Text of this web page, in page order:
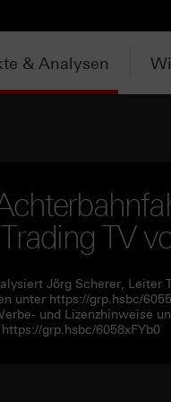
& Analysen
TV
Jörg Scherer, Leiter
unter https://grp.hsbc/
und Lizenzhinweise
grp.hsbc/6058xFYb0